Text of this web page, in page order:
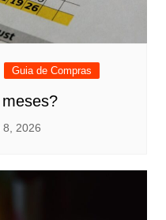
Guia de Compras
8, 2026